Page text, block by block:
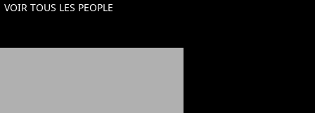
VOIR TOUS LES PEOPLE